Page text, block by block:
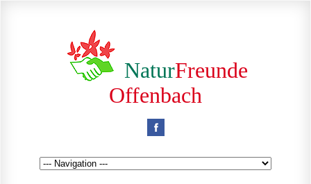
NaturFreunde
Offenbach